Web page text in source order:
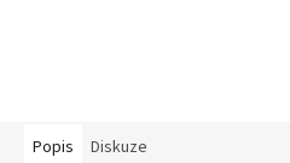
Popis Diskuze